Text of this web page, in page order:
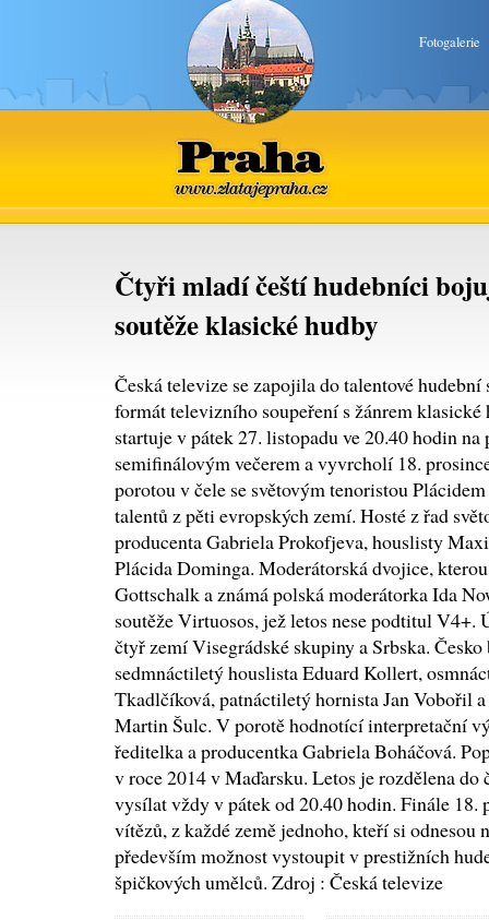
Fotogalerie
Praha
www.zlatajepraha.cz
Čtyři mladí čeští hudebníci
soutěže klasické hudby
Česká televize se zapojila do talentové
formát televizního soupeření s žánrem
startuje v pátek 27. listopadu ve 20.40 hodin
semifinálovým večerem a vyvrcholí 18.
porotou v čele se světovým tenoristou
talentů z pěti evropských zemí. Hosté z řad
producenta Gabriela Prokofjeva, houslisty
Plácida Dominga. Moderátorská dvojice,
Gottschalk a známá polská moderátorka Ida
soutěže Virtuosos, jež letos nese podtitul V4+.
čtyř zemí Visegrádské skupiny a Srbska.
sedmnáctiletý houslista Eduard Kollert,
Tkadlčíková, patnáctiletý hornista Jan Vobořil
Martin Šulc. V porotě hodnotící interpretační
ředitelka a producentka Gabriela Boháčová.
v roce 2014 v Maďarsku. Letos je rozdělena do
vysílat vždy v pátek od 20.40 hodin. Finále 18.
vítězů, z každé země jednoho, kteří si odnesou
především možnost vystoupit v prestižních
špičkových umělců. Zdroj : Česká televize